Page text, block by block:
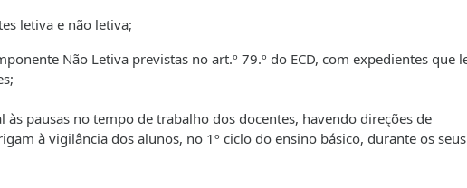
letiva e não letiva;
Não Letiva previstas no art.º 79.º do ECD, com expedientes que
às pausas no tempo de trabalho dos docentes, havendo direções de
à vigilância dos alunos, no 1º ciclo do ensino básico, durante os seus